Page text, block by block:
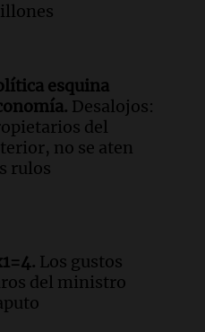
esquina
Desalojos:
del
no se aten
rulos
Los gustos
del ministro